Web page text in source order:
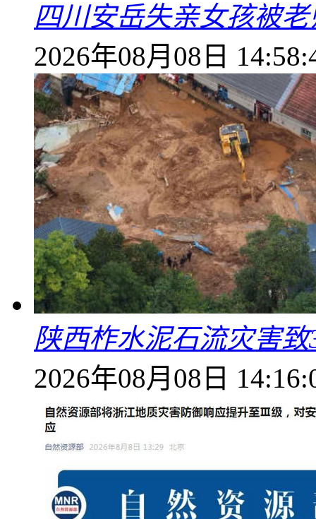
四川安岳失亲女孩被
2026年08月08日
陕西柞水泥石流灾害
2026年08月08日